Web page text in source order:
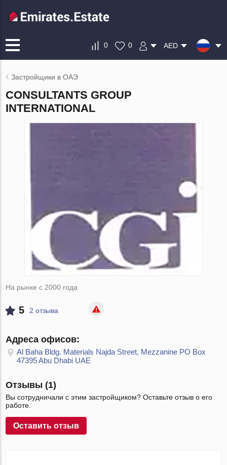
0 0 AED
Застройщики в ОАЭ
CONSULTANTS GROUP
INTERNATIONAL
На рынке с 2000 года
5 2 отзыва
Адреса офисов:
Al Baha Bldg. Materials Najda Street, Mezzanine PO Box
47395 Abu Dhabi UAE
Отзывы (1)
Вы сотрудничали с этим застройщиком? Оставьте отзыв о его
работе.
Оставить отзыв